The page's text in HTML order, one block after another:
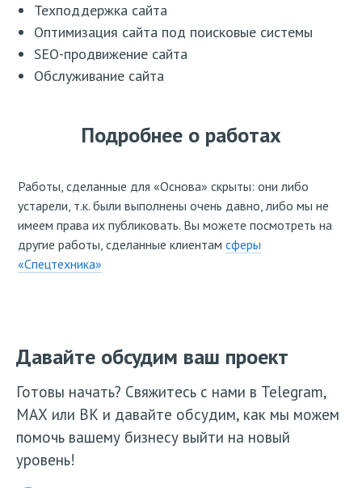
Техподдержка сайта
Оптимизация сайта под поисковые системы
SEO-продвижение сайта
Обслуживание сайта
Подробнее о работах
Работы, сделанные для «Основа» скрыты: они либо
устарели, т.к. были выполнены очень давно, либо мы не
имеем права их публиковать. Вы можете посмотреть на
другие работы, сделанные клиентам сферы
«Спецтехника»
Давайте обсудим ваш проект
Готовы начать? Свяжитесь с нами в Telegram,
МАХ или ВК и давайте обсудим, как мы можем
помочь вашему бизнесу выйти на новый
уровень!